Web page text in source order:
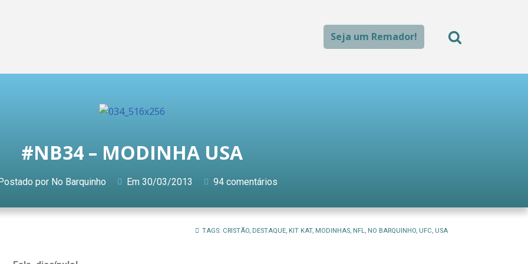
Seja um Remador!
#NB34 – MODINHA USA
Postado por No Barquinho Em 30/03/2013 94 comentários
TAGS: CRISTÃO, DESTAQUE, KIT KAT, MODINHAS, NFL, NO BARQUINHO, UFC, USA